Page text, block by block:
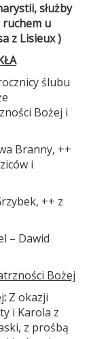
służby
ruchem u
z Lisieux )
ślubu
Bożej i
Branny, ++
i
++ z
– Dawid
Bożej
: Z okazji
i Karola z
z prośbą